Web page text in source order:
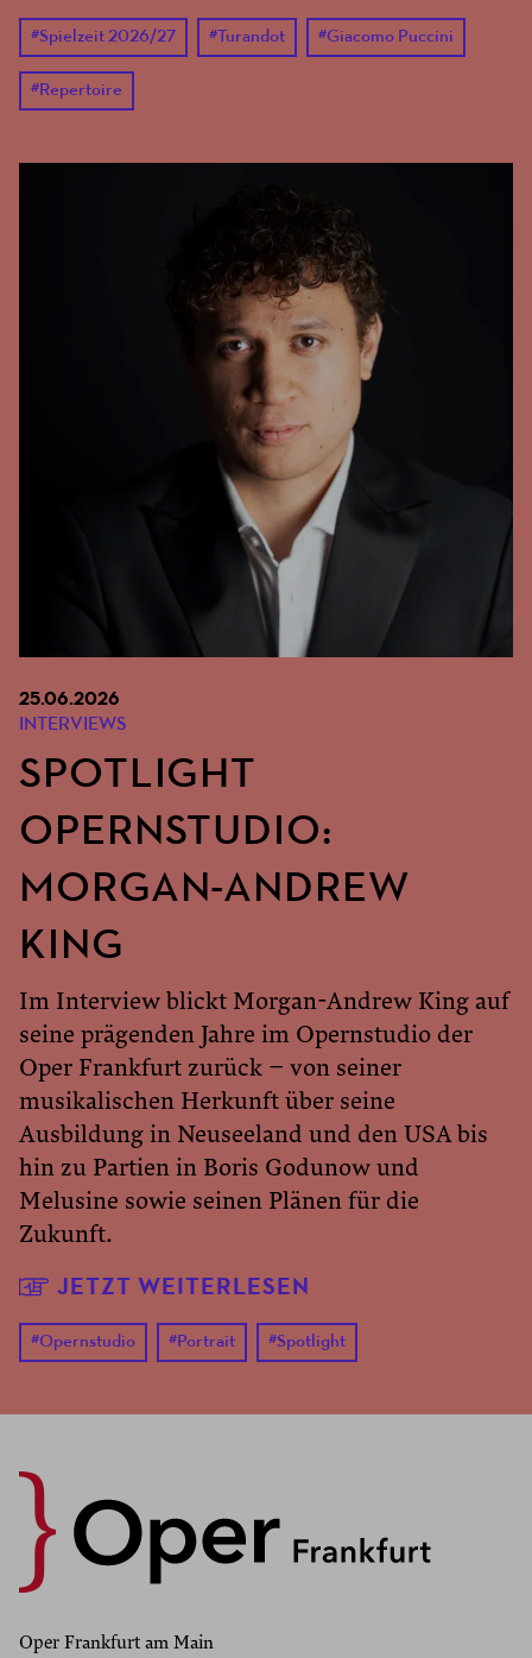
#Spielzeit 2026/27 # Turandot #Giacomo Puccini
#Repertoire
25.06.2026
INTERVIEWS
SPOTLIGHT
OPERNSTUDIO:
MORGAN-ANDREW
KING
Im Interview blickt Morgan-Andrew King auf
seine prägenden Jahre im Opernstudio der
Oper Frankfurt zurück – von seiner
musikalischen Herkunft über seine
Ausbildung in Neuseeland und den USA bis
hin zu Partien in Boris Godunow und
Melusine sowie seinen Plänen für die
Zukunft.
JETZT WEITERLESEN
#Opernstudio #Portrait #Spotlight
Oper Frankfurt am Main